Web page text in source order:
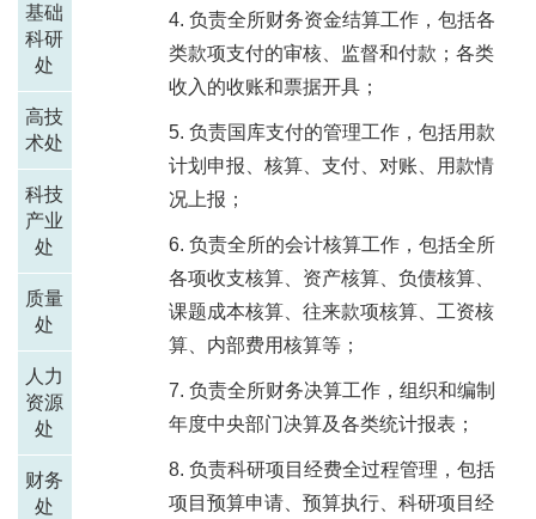
基础
科研
处
高技
术处
科技
产业
处
质量
处
人力
资源
处
财务
处
负责全所财务资金结算工作，包括各
类款项支付的审核、监督和付款；各类
收入的收账和票据开具；
负责国库支付的管理工作，包括用款
计划申报、核算、支付、对账、用款情
况上报；
负责全所的会计核算工作，包括全所
各项收支核算、资产核算、负债核算、
课题成本核算、往来款项核算、工资核
算、内部费用核算等；
负责全所财务决算工作，组织和编制
年度中央部门决算及各类统计报表；
负责科研项目经费全过程管理，包括
项目预算申请、预算执行、科研项目经